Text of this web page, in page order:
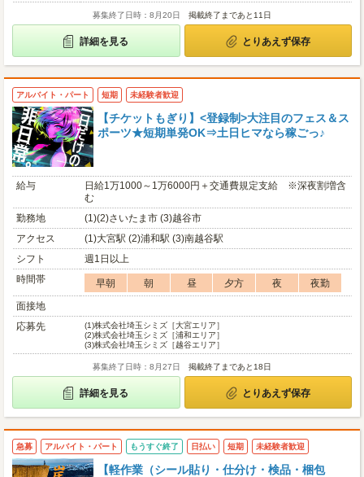
募集終了日時：8月20日 掲載終了まであと11日
詳細を見る とりあえず保存
アルバイト・パート 短期 未経験者歓迎
【チケットもぎり】<登録制>大注目のフェス＆ス
ポーツ★短期単発OK⇒土日ヒマなら稼ごっ♪
給与
日給1万1000～1万6000円＋交通費規定支給 ※深夜割増含
む
勤務地
(1)(2)さいたま市 (3)越谷市
アクセス
(1)大宮駅 (2)浦和駅 (3)南越谷駅
シフト
週1日以上
時間帯
早朝 朝 昼 夕方 夜
夜勤
面接地
応募先
(1)株式会社埼玉シミズ［大宮エリア］
(2)株式会社埼玉シミズ［浦和エリア］
(3)株式会社埼玉シミズ［越谷エリア］
募集終了日時：8月27日 掲載終了まであと18日
詳細を見る とりあえず保存
急募 アルバイト・パート もうすぐ終了 日払い 短期 未経験者歓迎
【軽作業（シール貼り・仕分け・検品・梱包